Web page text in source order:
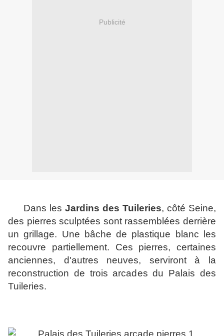
Publicité
Dans les Jardins des Tuileries, côté Seine,
des pierres sculptées sont rassemblées derrière
un grillage. Une bâche de plastique blanc les
recouvre partiellement. Ces pierres, certaines
anciennes, d'autres neuves, serviront à la
reconstruction de trois arcades du Palais des
Tuileries.